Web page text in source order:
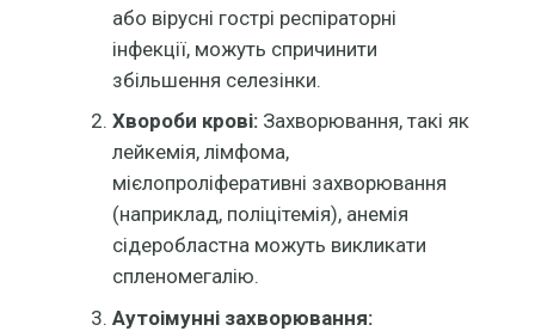
або вірусні гострі респіраторні
інфекції, можуть спричинити
збільшення селезінки.
Хвороби крові:Захворювання, такі як
лейкемія, лімфома,
мієлопроліферативні захворювання
(наприклад, поліцітемія), анемія
сідеробластна можуть викликати
спленомегалію.
Аутоімунні захворювання: